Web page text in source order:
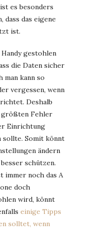
es besonders
dass das eigene
ist.
gestohlen
die Daten sicher
man kann so
vergessen, wenn
Deshalb
Fehler
Einrichtung
sollte. Somit könnt
ändern
schützen.
immer noch das A
doch
wird, könnt
einige Tipps
solltet, wenn